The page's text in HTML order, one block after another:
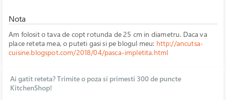
Nota
Am folosit o tava de copt rotunda de 25 cm in diametru. Daca va
place reteta mea, o puteti gasi si pe blogul meu: http://ancutsa-
cuisine.blogspot.com/2018/04/pasca-impletita.html
Ai gatit reteta? Trimite o poza si primesti 300 de puncte
KitchenShop!